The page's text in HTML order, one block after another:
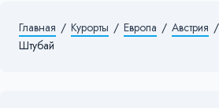
Главная / Курорты / Европа / Австрия /
Штубай